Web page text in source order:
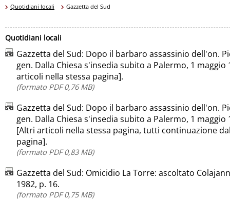
Quotidiani locali
Gazzetta del Sud
Quotidiani locali
Gazzetta del Sud: Dopo il barbaro assassinio dell'on.
gen. Dalla Chiesa s'insedia subito a Palermo, 1 maggio
articoli nella stessa pagina].
(formato PDF 0,76 MB)
Gazzetta del Sud: Dopo il barbaro assassinio dell'on.
gen. Dalla Chiesa s'insedia subito a Palermo, 1 maggio
[Altri articoli nella stessa pagina, tutti continuazione
pagina].
(formato PDF 0,83 MB)
Gazzetta del Sud: Omicidio La Torre: ascoltato
1982, p. 16.
(formato PDF 0,75 MB)